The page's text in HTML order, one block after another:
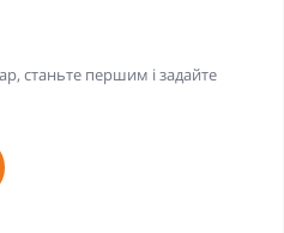
станьте першим і задайте